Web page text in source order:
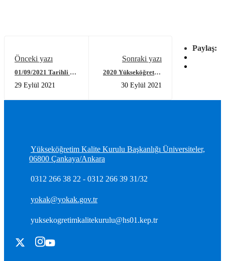
Paylaş:
Önceki yazı
01/09/2021 Tarihli 1
Personel Alım İlanına
29 Eylül 2021
Sonraki yazı
2020 Yükseköğretim
Kalite Güvencesi
30 Eylül 2021
Yükseköğretim Kalite Kurulu Başkanlığı Üniversiteler,
06800 Çankaya/Ankara
0312 266 38 22 - 0312 266 39 31/32
yokak@yokak.gov.tr
yuksekogretimkalitekurulu@hs01.kep.tr